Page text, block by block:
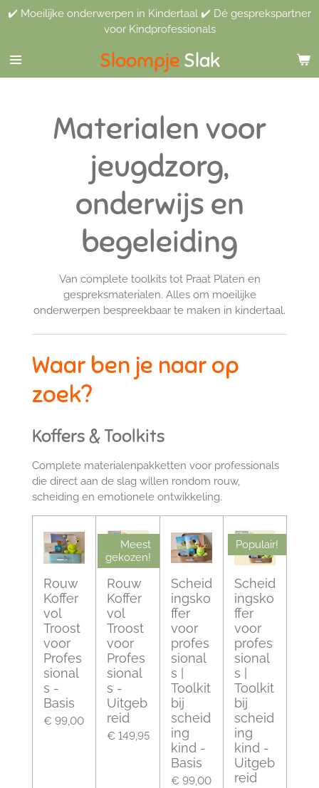
Ga
de
hoofdinhoud
Sloompje Slak
✔️ Moeilijke onderwerpen in Kindertaal ✔️ Dé gesprekspartner
voor Kindprofessionals
Materialen voor
jeugdzorg,
onderwijs en
begeleiding
Van complete toolkits tot Praat Platen en
gespreksmaterialen. Alles om moeilijke
onderwerpen bespreekbaar te maken in kindertaal.
Waar ben je naar op
zoek?
Koffers & Toolkits
Complete materialenpakketten voor professionals
die direct aan de slag willen rondom rouw,
scheiding en emotionele ontwikkeling.
Rouw
Koffer
vol
Troost
voor
Profes
sional
s -
Basis
€ 99,00
Meest
gekozen!
Rouw
Koffer
vol
Troost
voor
Profes
sional
s -
Uitgeb
reid
€ 149,95
Scheid
ingsko
ffer
voor
profes
sional
s |
Toolkit
bij
scheid
ing
kind -
Basis
€ 99,00
Populair!
Scheid
ingsko
ffer
voor
profes
sional
s |
Toolkit
bij
scheid
ing
kind -
Uitgeb
reid